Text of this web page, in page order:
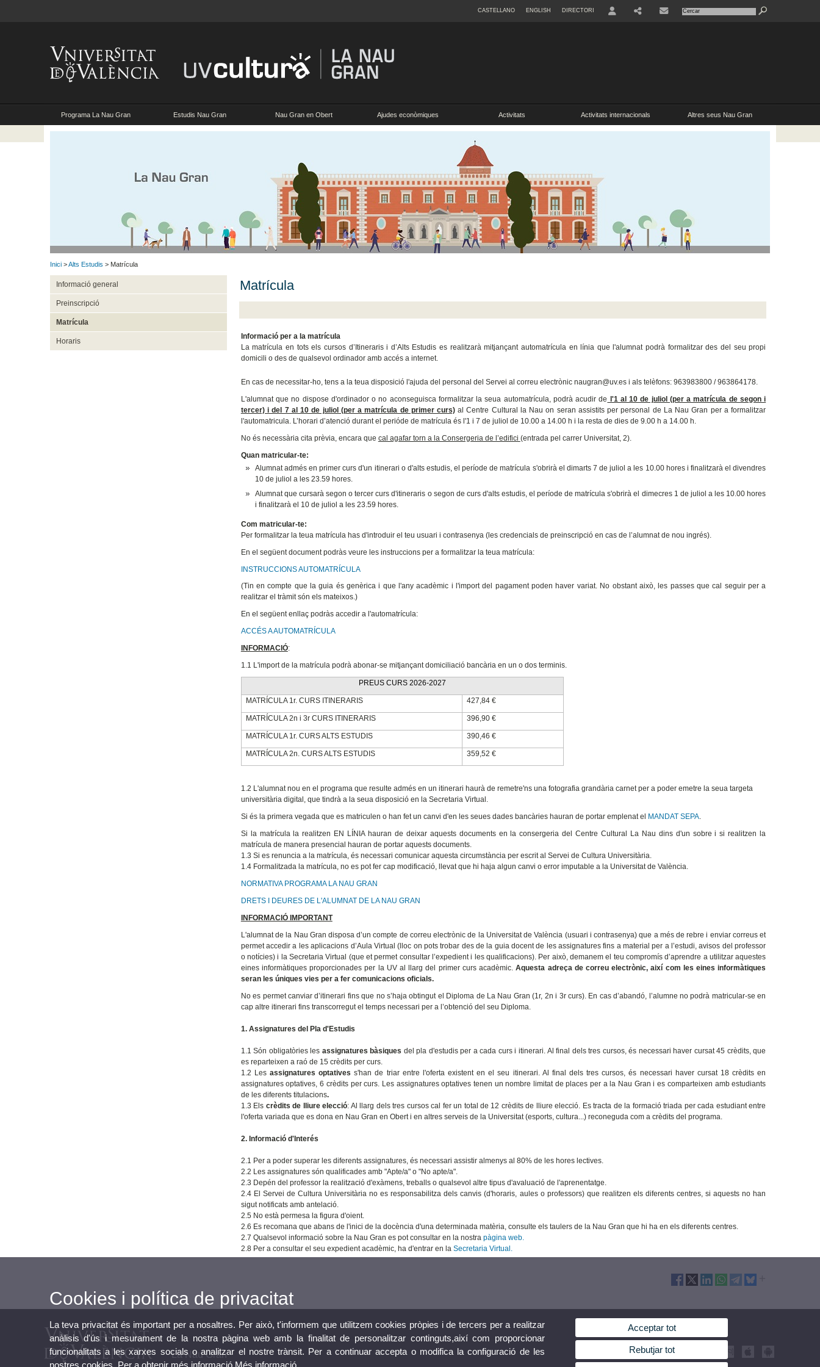
CASTELLANO ENGLISH DIRECTORI
Programa La Nau Gran Estudis Nau Gran Nau Gran en Obert Ajudes econòmiques Activitats Activitats internacionals Altres seus Nau Gran
Inici >Alts Estudis > Matrícula
Informació general
Preinscripció
Matrícula
Horaris
Matrícula
Informació per a la matrícula
La matrícula en tots els cursos d’Itineraris i d’Alts Estudis es realitzarà mitjançant automatrícula en línia que l'alumnat podrà formalitzar des del seu propi
domicili o des de qualsevol ordinador amb accés a internet.
En cas de necessitar-ho, tens a la teua disposició l'ajuda del personal del Servei al correu electrònic naugran@uv.es i als telèfons: 963983800 / 963864178.
L'alumnat que no dispose d'ordinador o no aconseguisca formalitzar la seua automatrícula, podrà acudir de l'1 al 10 de juliol (per a matrícula de segon i
tercer) i del 7 al 10 de juliol (per a matrícula de primer curs) al Centre Cultural la Nau on seran assistits per personal de La Nau Gran per a formalitzar
l'automatricula. L’horari d’atenció durant el perióde de matrícula és l'1 i 7 de juliol de 10.00 a 14.00 h i la resta de dies de 9.00 h a 14.00 h.
No és necessària cita prèvia, encara que cal agafar torn a la Consergeria de l’edifici (entrada pel carrer Universitat, 2).
Quan matricular-te:
Alumnat admés en primer curs d'un itinerari o d'alts estudis, el període de matrícula s'obrirà el dimarts 7 de juliol a les 10.00 hores i finalitzarà el divendres
10 de juliol a les 23.59 hores.
Alumnat que cursarà segon o tercer curs d'itineraris o segon de curs d'alts estudis, el període de matrícula s'obrirà el dimecres 1 de juliol a les 10.00 hores
i finalitzarà el 10 de juliol a les 23.59 hores.
Com matricular-te:
Per formalitzar la teua matrícula has d'introduir el teu usuari i contrasenya (les credencials de preinscripció en cas de l’alumnat de nou ingrés).
En el següent document podràs veure les instruccions per a formalitzar la teua matrícula:
INSTRUCCIONS AUTOMATRÍCULA
(Tin en compte que la guia és genèrica i que l'any acadèmic i l'import del pagament poden haver variat. No obstant això, les passes que cal seguir per a
realitzar el tràmit són els mateixos.)
En el següent enllaç podràs accedir a l'automatrícula:
ACCÉS A AUTOMATRÍCULA
INFORMACIÓ:
1.1 L'import de la matrícula podrà abonar-se mitjançant domiciliació bancària en un o dos terminis.
PREUS CURS 2026-2027
MATRÍCULA 1r. CURS ITINERARIS 427,84 €
MATRÍCULA 2n i 3r CURS ITINERARIS 396,90 €
MATRÍCULA 1r. CURS ALTS ESTUDIS 390,46 €
MATRÍCULA 2n. CURS ALTS ESTUDIS 359,52 €
1.2 L'alumnat nou en el programa que resulte admés en un itinerari haurà de remetre'ns una fotografia grandària carnet per a poder emetre la seua targeta
universitària digital, que tindrà a la seua disposició en la Secretaria Virtual.
Si és la primera vegada que es matriculen o han fet un canvi d'en les seues dades bancàries hauran de portar emplenat el
MANDAT SEPA.
Si la matrícula la realitzen EN LÍNIA hauran de deixar aquests documents en la consergeria del Centre Cultural La Nau dins d'un sobre i si realitzen la
matrícula de manera presencial hauran de portar aquests documents.
1.3 Si es renuncia a la matrícula, és necessari comunicar aquesta circumstància per escrit al Servei de Cultura Universitària.
1.4 Formalitzada la matrícula, no es pot fer cap modificació, llevat que hi haja algun canvi o error imputable a la Universitat de València.
NORMATIVA PROGRAMA LA NAU GRAN
DRETS I DEURES DE L'ALUMNAT DE LA NAU GRAN
INFORMACIÓ IMPORTANT
L'alumnat de la Nau Gran disposa d’un compte de correu electrònic de la Universitat de València (usuari i contrasenya) que a més de rebre i enviar correus et
permet accedir a les aplicacions d’Aula Virtual (lloc on pots trobar des de la guia docent de les assignatures fins a material per a l’estudi, avisos del professor
o notícies) i la Secretaria Virtual (que et permet consultar l’expedient i les qualificacions). Per això, demanem el teu compromís d’aprendre a utilitzar aquestes
eines informàtiques proporcionades per la UV al llarg del primer curs acadèmic.Aquesta adreça de correu electrònic, així com les eines informàtiques
seran les úniques vies per a fer comunicacions oficials.
No es permet canviar d’itinerari fins que no s’haja obtingut el Diploma de La Nau Gran (1r, 2n i 3r curs). En cas d’abandó, l’alumne no podrà matricular-se en
cap altre itinerari fins transcorregut el temps necessari per a l’obtenció del seu Diploma.
1. Assignatures del Pla d'Estudis
1.1 Són obligatòries les assignatures bàsiques del pla d'estudis per a cada curs i itinerari. Al final dels tres cursos, és necessari haver cursat 45 crèdits, que
es reparteixen a raó de 15 crèdits per curs.
1.2 Lesassignatures optatives s'han de triar entre l'oferta existent en el seu itinerari. Al final dels tres cursos, és necessari haver cursat 18 crèdits en
assignatures optatives, 6 crèdits per curs. Les assignatures optatives tenen un nombre limitat de places per a la Nau Gran i es comparteixen amb estudiants
de les diferents titulacions.
1.3 Els crèdits de lliure elecció: Al llarg dels tres cursos cal fer un total de 12 crèdits de lliure elecció. Es tracta de la formació triada per cada estudiant entre
l'oferta variada que es dona en Nau Gran en Obert i en altres serveis de la Universitat (esports, cultura...) reconeguda com a crèdits del programa.
2. Informació d'Interés
2.1 Per a poder superar les diferents assignatures, és necessari assistir almenys al 80% de les hores lectives.
2.2 Les assignatures són qualificades amb "Apte/a" o "No apte/a".
2.3 Depén del professor la realització d'exàmens, treballs o qualsevol altre tipus d'avaluació de l'aprenentatge.
2.4 El Servei de Cultura Universitària no es responsabilitza dels canvis (d'horaris, aules o professors) que realitzen els diferents centres, si aquests no han
sigut notificats amb antelació.
2.5 No està permesa la figura d'oient.
2.6 Es recomana que abans de l'inici de la docència d'una determinada matèria, consulte els taulers de la Nau Gran que hi ha en els diferents centres.
2.7 Qualsevol informació sobre la Nau Gran es pot consultar en la nostrapàgina web.
2.8 Per a consultar el seu expedient acadèmic, ha d'entrar en la Secretaria Virtual.
La Nau Gran
Cookies i política de privacitat
La teva privacitat és important per a nosaltres. Per això, t'informem que utilitzem cookies pròpies i de tercers per a realitzar
anàlisis d'ús i mesurament de la nostra pàgina web amb la finalitat de personalitzar continguts,així com proporcionar
funcionalitats a les xarxes socials o analitzar el nostre trànsit. Per a continuar accepta o modifica la configuració de les
nostres cookies. Per a obtenir més informació Més informació
Acceptar tot
Rebutjar tot